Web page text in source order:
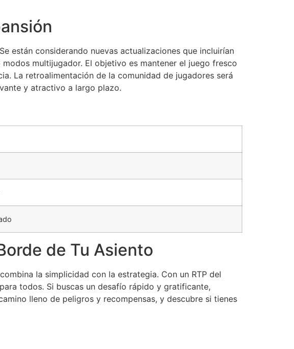
están considerando nuevas actualizaciones que incluirían
multijugador. El objetivo es mantener el juego fresco
La retroalimentación de la comunidad de jugadores será
y atractivo a largo plazo.
de Tu Asiento
la simplicidad con la estrategia. Con un RTP del
todos. Si buscas un desafío rápido y gratificante,
lleno de peligros y recompensas, y descubre si tienes